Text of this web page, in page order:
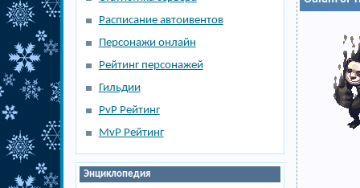
Расписание автоивентов
Персонажи онлайн
Рейтинг персонажей
Гильдии
PvP Рейтинг
MvP Рейтинг
Энциклопедия